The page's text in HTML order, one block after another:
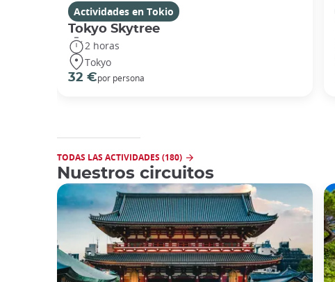
Actividades en Tokio
Tokyo Skytree
2 horas
Tokyo
32 €por persona
TODAS LAS ACTIVIDADES (180)
Nuestros circuitos